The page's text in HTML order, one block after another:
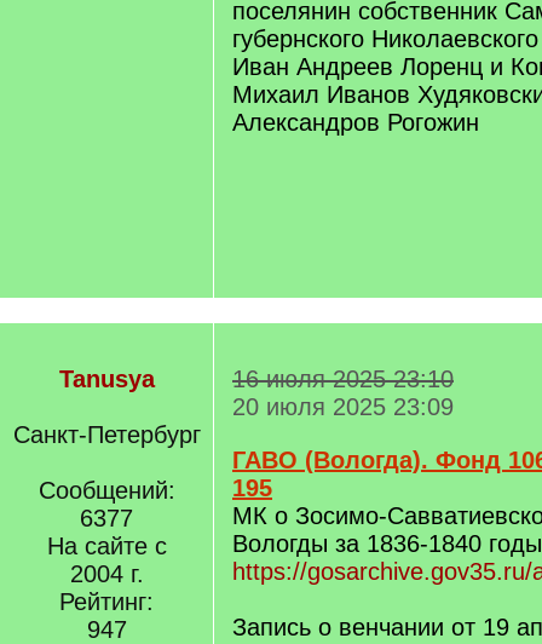
поселянин собственник
губернского
Иван Андреев Лоренц и
Михаил Иванов
Александров Рогожин
Tanusya
Санкт-Петербург
Сообщений:
6377
На сайте с
2004 г.
Рейтинг:
947
16 июля 2025 23:10
20 июля 2025 23:09
ГАВО (Вологда). Фонд
195
МК о Зосимо-
Вологды за 1836-1840 годы
https://
Запись о венчании от 19